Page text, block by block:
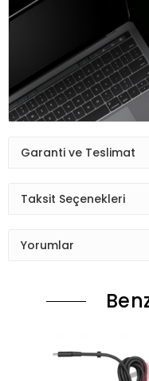
Garanti ve Teslimat
Taksit Seçenekleri
Yorumlar